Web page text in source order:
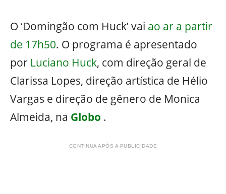
O ‘Domingão com Huck’ vai ao ar a partir
de 17h50. O programa é apresentado
por Luciano Huck, com direção geral de
Clarissa Lopes, direção artística de Hélio
Vargas e direção de gênero de Monica
Almeida, na Globo .
CONTINUA APÓS A PUBLICIDADE